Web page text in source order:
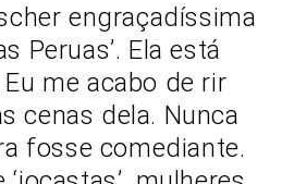
engraçadíssima
Peruas’. Ela está
me acabo de rir
cenas dela. Nunca
fosse comediante.